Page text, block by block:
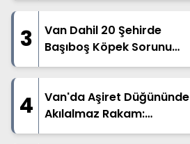
3
Van Dahil 20 Şehirde
Başıboş Köpek Sorunu
Çözüldü!
4
Van'da Aşiret Düğününde
Akılalmaz Rakam:
Bavullarla Taşıdılar!